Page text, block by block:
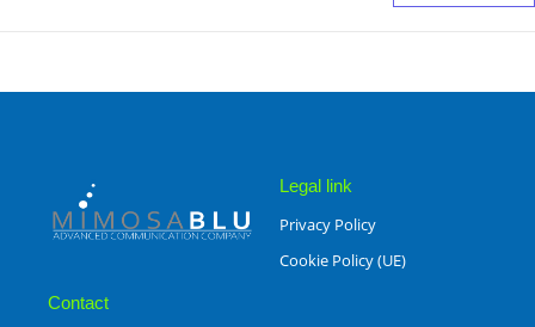
Legal link
Privacy Policy
Cookie Policy (UE)
Contact